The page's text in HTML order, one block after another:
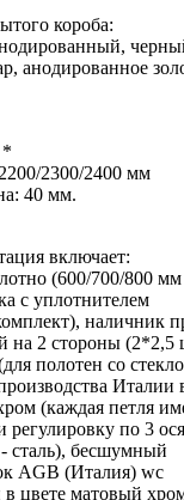
короба:
анодированное
*
2300/2400 мм
40 мм.
включает:
(600/700/800
с уплотнителем
наличник
на 2 стороны (2*2,5
полотен со
Италии
(каждая петля
регулировку по 3
сталь), бесшумный
AGB (Италия) wc
в цвете матовый